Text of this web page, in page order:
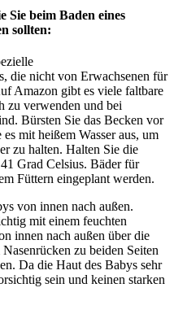
Sie beim Baden eines
sollten:
die nicht von Erwachsenen für
Amazon gibt es viele faltbare
zu verwenden und bei
Bürsten Sie das Becken vor
mit heißem Wasser aus, um
zu halten. Halten Sie die
Grad Celsius. Bäder für
Füttern eingeplant werden.
von innen nach außen.
mit einem feuchten
innen nach außen über die
zu beiden Seiten
Da die Haut des Babys sehr
sein und keinen starken